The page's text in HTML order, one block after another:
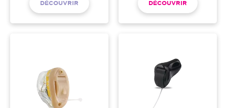
DÉCOUVRIR DÉCOUVRIR